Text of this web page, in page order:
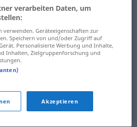
slick US )magazine
verarbeiten Daten, um
verwenden. Geräteeigenschaften zur
Speichern von und/oder Zugriff auf
Personalisierte Werbung und Inhalte,
Inhalten, Zielgruppenforschung und
Akzeptieren